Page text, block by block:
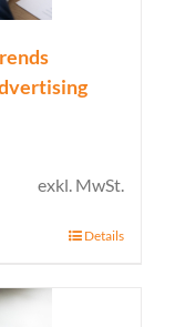
exkl. MwSt.
Details